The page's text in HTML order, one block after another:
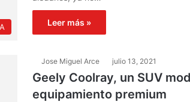
Leer más »
Jose Miguel Arce julio 13, 2021
Geely Coolray, un SUV
equipamiento premium